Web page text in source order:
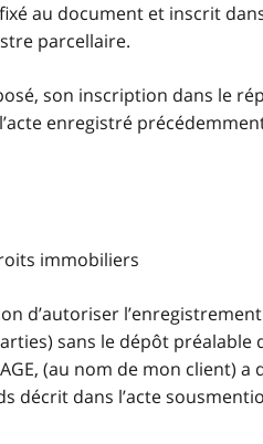
au document et inscrit
parcellaire.
son inscription dans le
enregistré
immobiliers
d’autoriser
sans le dépôt préalable
(au nom de mon client)
décrit dans l’acte